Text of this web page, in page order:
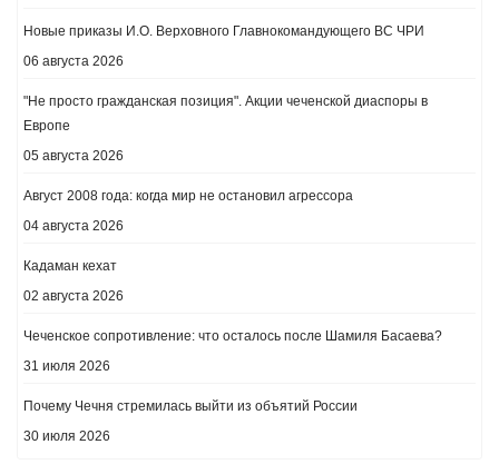
Новые приказы И.О. Верховного Главнокомандующего ВС ЧРИ
06 августа 2026
"Не просто гражданская позиция". Акции чеченской диаспоры в
Европе
05 августа 2026
Август 2008 года: когда мир не остановил агрессора
04 августа 2026
Кадаман кехат
02 августа 2026
Чеченское сопротивление: что осталось после Шамиля Басаева?
31 июля 2026
Почему Чечня стремилась выйти из объятий России
30 июля 2026